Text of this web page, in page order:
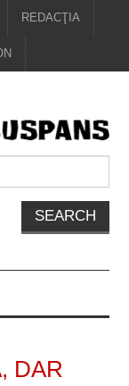
REDACŢIA
DAR